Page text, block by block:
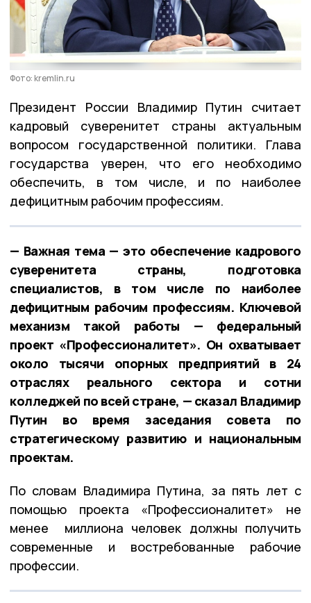
Фото: kremlin.ru
Президент России Владимир Путин считает
кадровый суверенитет страны актуальным
вопросом государственной политики. Глава
государства уверен, что его необходимо
обеспечить, в том числе, и по наиболее
дефицитным рабочим профессиям.
— Важная тема — это обеспечение кадрового
суверенитета страны, подготовка
специалистов, в том числе по наиболее
дефицитным рабочим профессиям. Ключевой
механизм такой работы — федеральный
проект «Профессионалитет». Он охватывает
около тысячи опорных предприятий в 24
отраслях реального сектора и сотни
колледжей по всей стране, — сказал Владимир
Путин во время заседания совета по
стратегическому развитию и национальным
проектам.
По словам Владимира Путина, за пять лет с
помощью проекта «Профессионалитет» не
менее миллиона человек должны получить
современные и востребованные рабочие
профессии.